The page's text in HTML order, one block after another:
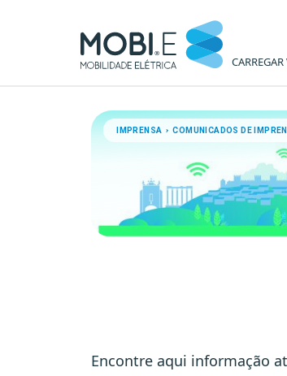
IMPRENSA › COMUNICADOS DE
Encontre aqui informação